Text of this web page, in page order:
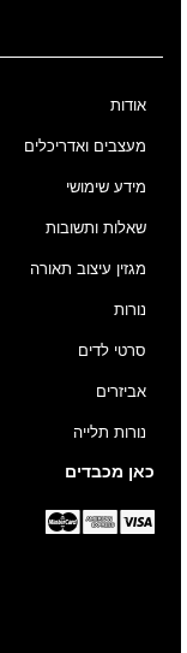
אודות
מעצבים ואדריכלים
מידע שימושי
שאלות ותשובות
מגזין עיצוב תאורה
נורות
סרטי לדים
אביזרים
נורות תלייה
כאן מכבדים